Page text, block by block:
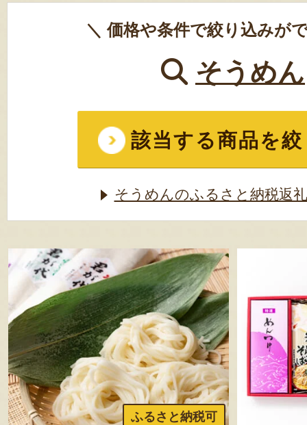
＼ 価格や条件で絞り込みが
そうめん
該当する商品を
そうめんのふるさと納税返
ふるさと納税可